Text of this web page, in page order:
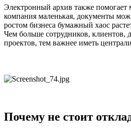
Электронный архив также помогает
компания маленькая, документы
ростом бизнеса бумажный хаос
Чем больше сотрудников, клиентов,
проектов, тем важнее иметь
Почему не стоит